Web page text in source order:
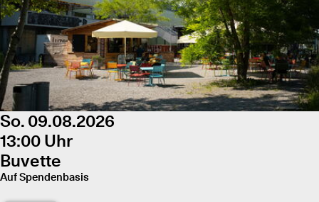
So. 09.08.2026
13:00 Uhr
Buvette
Auf Spendenbasis